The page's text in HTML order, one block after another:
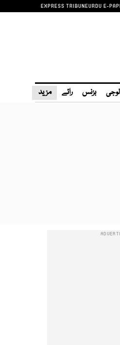
EXPRESS TRIBUNEURDU E-
بزنس رائے مزید